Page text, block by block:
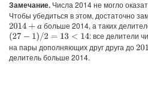
Замечание. Числа 2014 не могло
Чтобы убедиться в этом, достаточно
2014+a больше 2014, а таких
(27− 1) 2=13 <14 : все делители
на пары дополняющих друг друга до
делитель больше 2014.